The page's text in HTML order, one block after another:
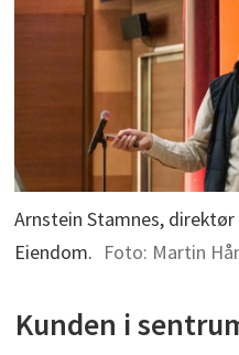
Arnstein Stamnes,
Eiendom. Foto: Martin
Kunden i